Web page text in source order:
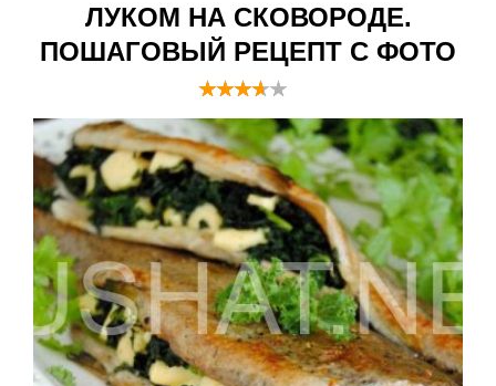
ЛУКОМ НА СКОВОРОДЕ.
ПОШАГОВЫЙ РЕЦЕПТ С ФОТО